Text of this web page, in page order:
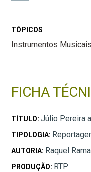
TÓPICOS
Instrumentos Musicais
FICHA
TÍTULO: Júlio Pereira
TIPOLOGIA:
AUTORIA: Raquel
PRODUÇÃO: RTP